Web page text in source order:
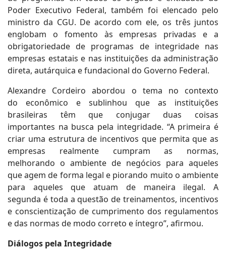
Poder Executivo Federal, também foi elencado pelo
ministro da CGU. De acordo com ele, os três juntos
englobam o fomento às empresas privadas e a
obrigatoriedade de programas de integridade nas
empresas estatais e nas instituições da administração
direta, autárquica e fundacional do Governo Federal.
Alexandre Cordeiro abordou o tema no contexto
do econômico e sublinhou que as instituições
brasileiras têm que conjugar duas coisas
importantes na busca pela integridade. “A primeira é
criar uma estrutura de incentivos que permita que as
empresas realmente cumpram as normas,
melhorando o ambiente de negócios para aqueles
que agem de forma legal e piorando muito o ambiente
para aqueles que atuam de maneira ilegal. A
segunda é toda a questão de treinamentos, incentivos
e conscientização de cumprimento dos regulamentos
e das normas de modo correto e íntegro”, afirmou.
Diálogos pela Integridade